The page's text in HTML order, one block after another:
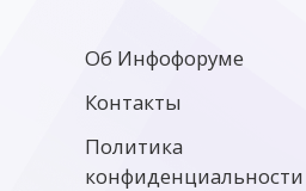
Об Инфофоруме
Контакты
Политика
конфиденциальности